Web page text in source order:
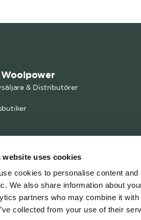
website uses cookies
cookies to personalise content
We also share information about
partners who may combine it
collected from your use of their
& Distributörer